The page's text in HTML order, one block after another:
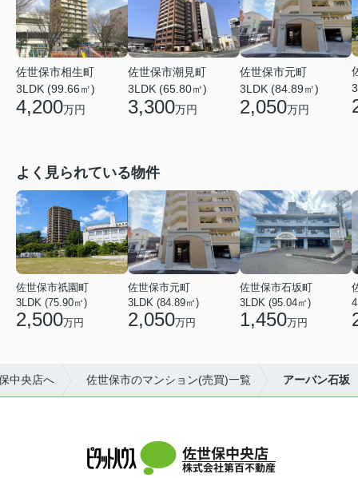
佐世保市相生町
3LDK (99.66㎡)
4,200万円
佐世保市潮見町
3LDK (65.80㎡)
3,300万円
佐世保市元町
3LDK (84.89㎡)
2,050万円
よく見られている物件
佐世保市祇園町
3LDK (75.90㎡)
2,500万円
佐世保市元町
3LDK (84.89㎡)
2,050万円
佐世保市石坂町
3LDK (95.04㎡)
1,450万円
中央店へ 佐世保市のマンション(売買)一覧 アーバン石坂
佐世保中央店
株式会社第百不動産